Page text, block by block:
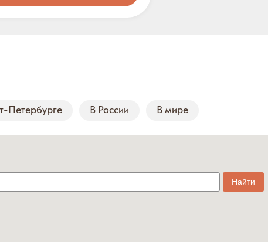
Петербурге В России В мире